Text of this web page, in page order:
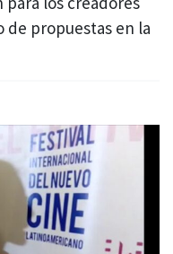
de propuestas en la